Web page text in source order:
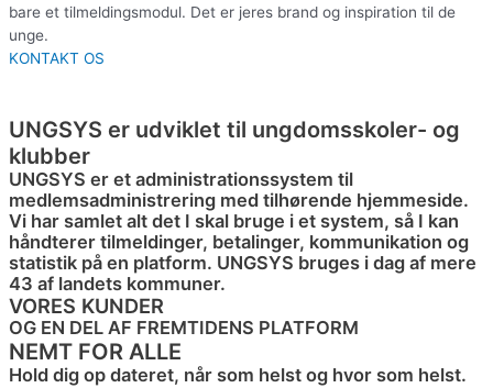
bare et tilmeldingsmodul. Det er jeres brand og inspiration til de
unge.
KONTAKT OS
UNGSYS er udviklet til ungdomsskoler- og
klubber
UNGSYS er et administrationssystem til
medlemsadministrering med tilhørende hjemmeside.
Vi har samlet alt det I skal bruge i et system, så I kan
håndterer tilmeldinger, betalinger, kommunikation og
statistik på en platform. UNGSYS bruges i dag af mere
43 af landets kommuner.
VORES KUNDER
OG EN DEL AF FREMTIDENS PLATFORM
NEMT FOR ALLE
Hold dig op dateret, når som helst og hvor som helst.